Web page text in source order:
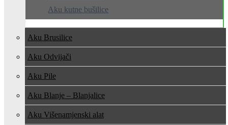
Aku kutne bušilice
Aku Brusilice
Aku Odvijači
Aku Pile
Aku Blanje – Blanjalice
Aku Višenamjenski alat